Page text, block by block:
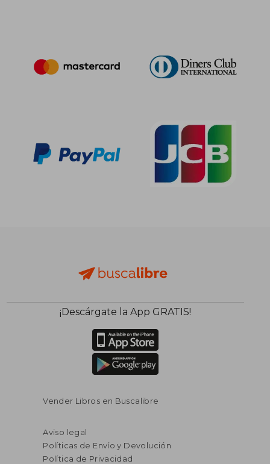
¡Descárgate la App GRATIS!
Vender Libros en Buscalibre
Aviso legal
Políticas de Envío y Devolución
Política de Privacidad